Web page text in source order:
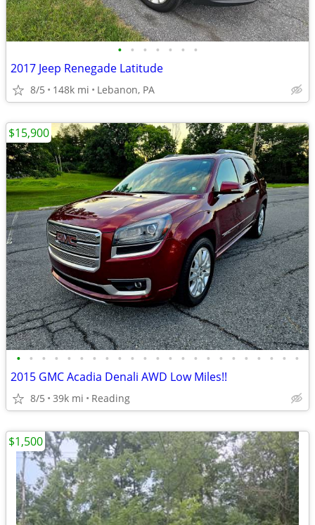
• • • • • • •
2017 Jeep Renegade Latitude
8/5 148k mi Lebanon, PA
• • • • • • • • • • • • • • • • • • • • • • •
2015 GMC Acadia Denali AWD Low Miles!!
8/5 39k mi Reading
$15,900
$1,500